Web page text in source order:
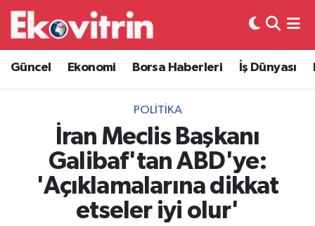
Güncel Ekonomi Borsa Haberleri İş Dünyası
POLITIKA
İran Meclis Başkanı
Galibaf'tan ABD'ye:
'Açıklamalarına dikkat
etseler iyi olur'
Güncel
Ekonomi
Borsa Haberleri
İş Dünyası
Lojistik
Hava Durumu
Trafik Durumu
Süper Lig Puan Durumu ve Fikstür
Tüm Manşetler
Son Dakika Haberleri